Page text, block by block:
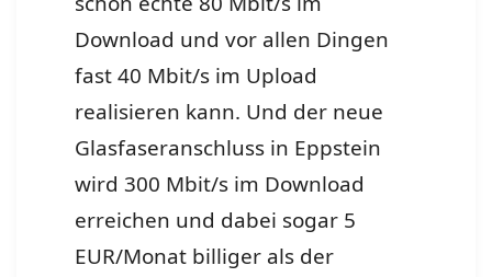
Download und vor allen Dingen
fast 40 Mbit/s im Upload
realisieren kann. Und der neue
Glasfaseranschluss in Eppstein
wird 300 Mbit/s im Download
erreichen und dabei sogar 5
EUR/Monat billiger als der